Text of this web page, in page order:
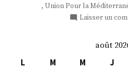
, Union Pour la
Laisser un
août
L
M M J